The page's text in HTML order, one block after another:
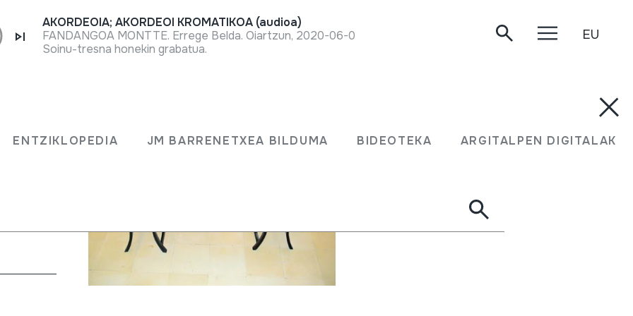
ENTZIKLOPEDIA JM BARRENETXEA BILDUMA BIDEOTEKA ARGITALPEN DIGITALAK
AKORDEOIA; AKORDEOI KROMATIKOA (audioa)
FANDANGOA MONTTE. Errege Belda. Oiartzun, 2020-06-02.
Soinu-tresna honekin grabatua.
EU